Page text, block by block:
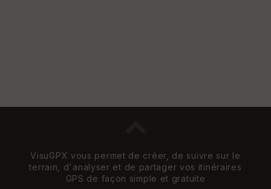
VisuGPX vous permet de créer, de suivre sur le
terrain, d'analyser et de partager vos itinéraires
GPS de façon simple et gratuite